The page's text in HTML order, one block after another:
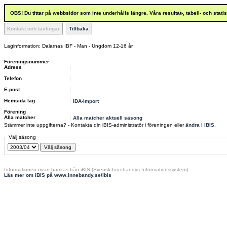
OBS! Du tittar på webbsidor som inte underhålls längre. Våra resultat-, tabell- och
Kontakt och tävlingar Tillbaka
Laginformation: Dalarnas IBF - Man - Ungdom 12-16 år
Föreningsnummer
Adress
Telefon
E-post
Hemsida lag
IDA-Import
Förening
Alla matcher
Alla matcher aktuell säsong
Stämmer inte uppgifterna? - Kontakta din iBIS-administratör i föreningen ellerändra i iBIS
Välj säsong
Informationen ovan hämtas från iBIS (Svensk Innebandys Informationssystem)
Läs mer om iBIS på www.innebandy.se/ibis